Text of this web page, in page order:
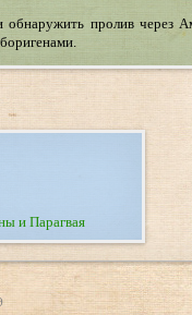
обнаружить пролив через
и Парагвая